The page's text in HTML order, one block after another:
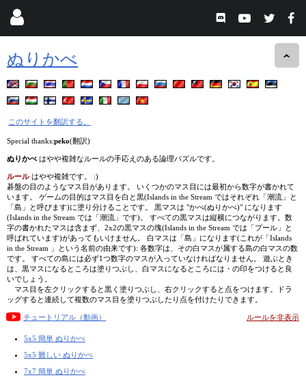
ぬりかべ
このサイトを翻訳する。
Special thanks:peko(翻訳)
ぬりかべはやや複雑なルールの手応えのある論理パズルです。
ルールはやや複雑です。 :)
碁盤の目のようなマス目があります。 いくつかのマス目には最初から数字が書かれて
います。 ゲームの目的はマス目を白と黒(Islands in the Stream ではそれぞれ「潮流」と
「島」と呼びます)に塗り分けることです。 黒マスは "かべ(ぬりかべ)" になります
(Islands in the Stream では「潮流」です)。 すべての黒マスは縦横につながります。数
字の書かれたマスは含まず、2x2の黒マスの塊(Islands in the Stream では「プール」と
呼ばれています)があってもいけません。 白マスは「島」になります(これが「Islands
in the Stream 」という名前の由来です): 各数字は、その白マスが属する島の白マスの数
です。 すべての島には必ず1つ数字のマスが入っていなければなりません。 遊ぶとき
は、黒マスになるところは塗りつぶし、白マスになるところには・の印をつけると良
いでしょう。
マス目を左クリックすると黒く塗りつぶし、右クリックすると点をつけます。ドラ
ッグすると連続して複数のマス目を塗りつぶしたり点を付けたりできます。
チュートリアル（動画） ルールを非表示
5x5 簡単 ぬりかべ
5x5 難しい ぬりかべ
7x7 簡単 ぬりかべ